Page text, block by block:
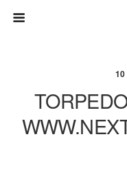
10